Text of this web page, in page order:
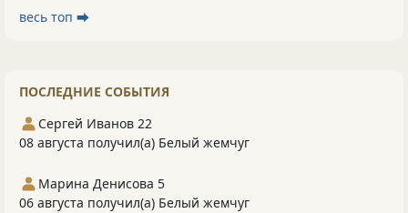
весь топ ⮕
ПОСЛЕДНИЕ СОБЫТИЯ
Сергей Иванов 22
08 августа получил(а) Белый жемчуг
Марина Денисова 5
06 августа получил(а) Белый жемчуг